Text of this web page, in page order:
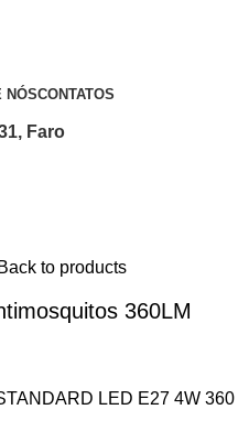
NÓSCONTATOS
Faro
Back to products
360LM
LED E27 4W 360